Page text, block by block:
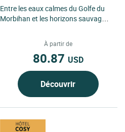
Entre les eaux calmes du Golfe du
Morbihan et les horizons sauvages
À partir de
80.87 USD
Découvrir